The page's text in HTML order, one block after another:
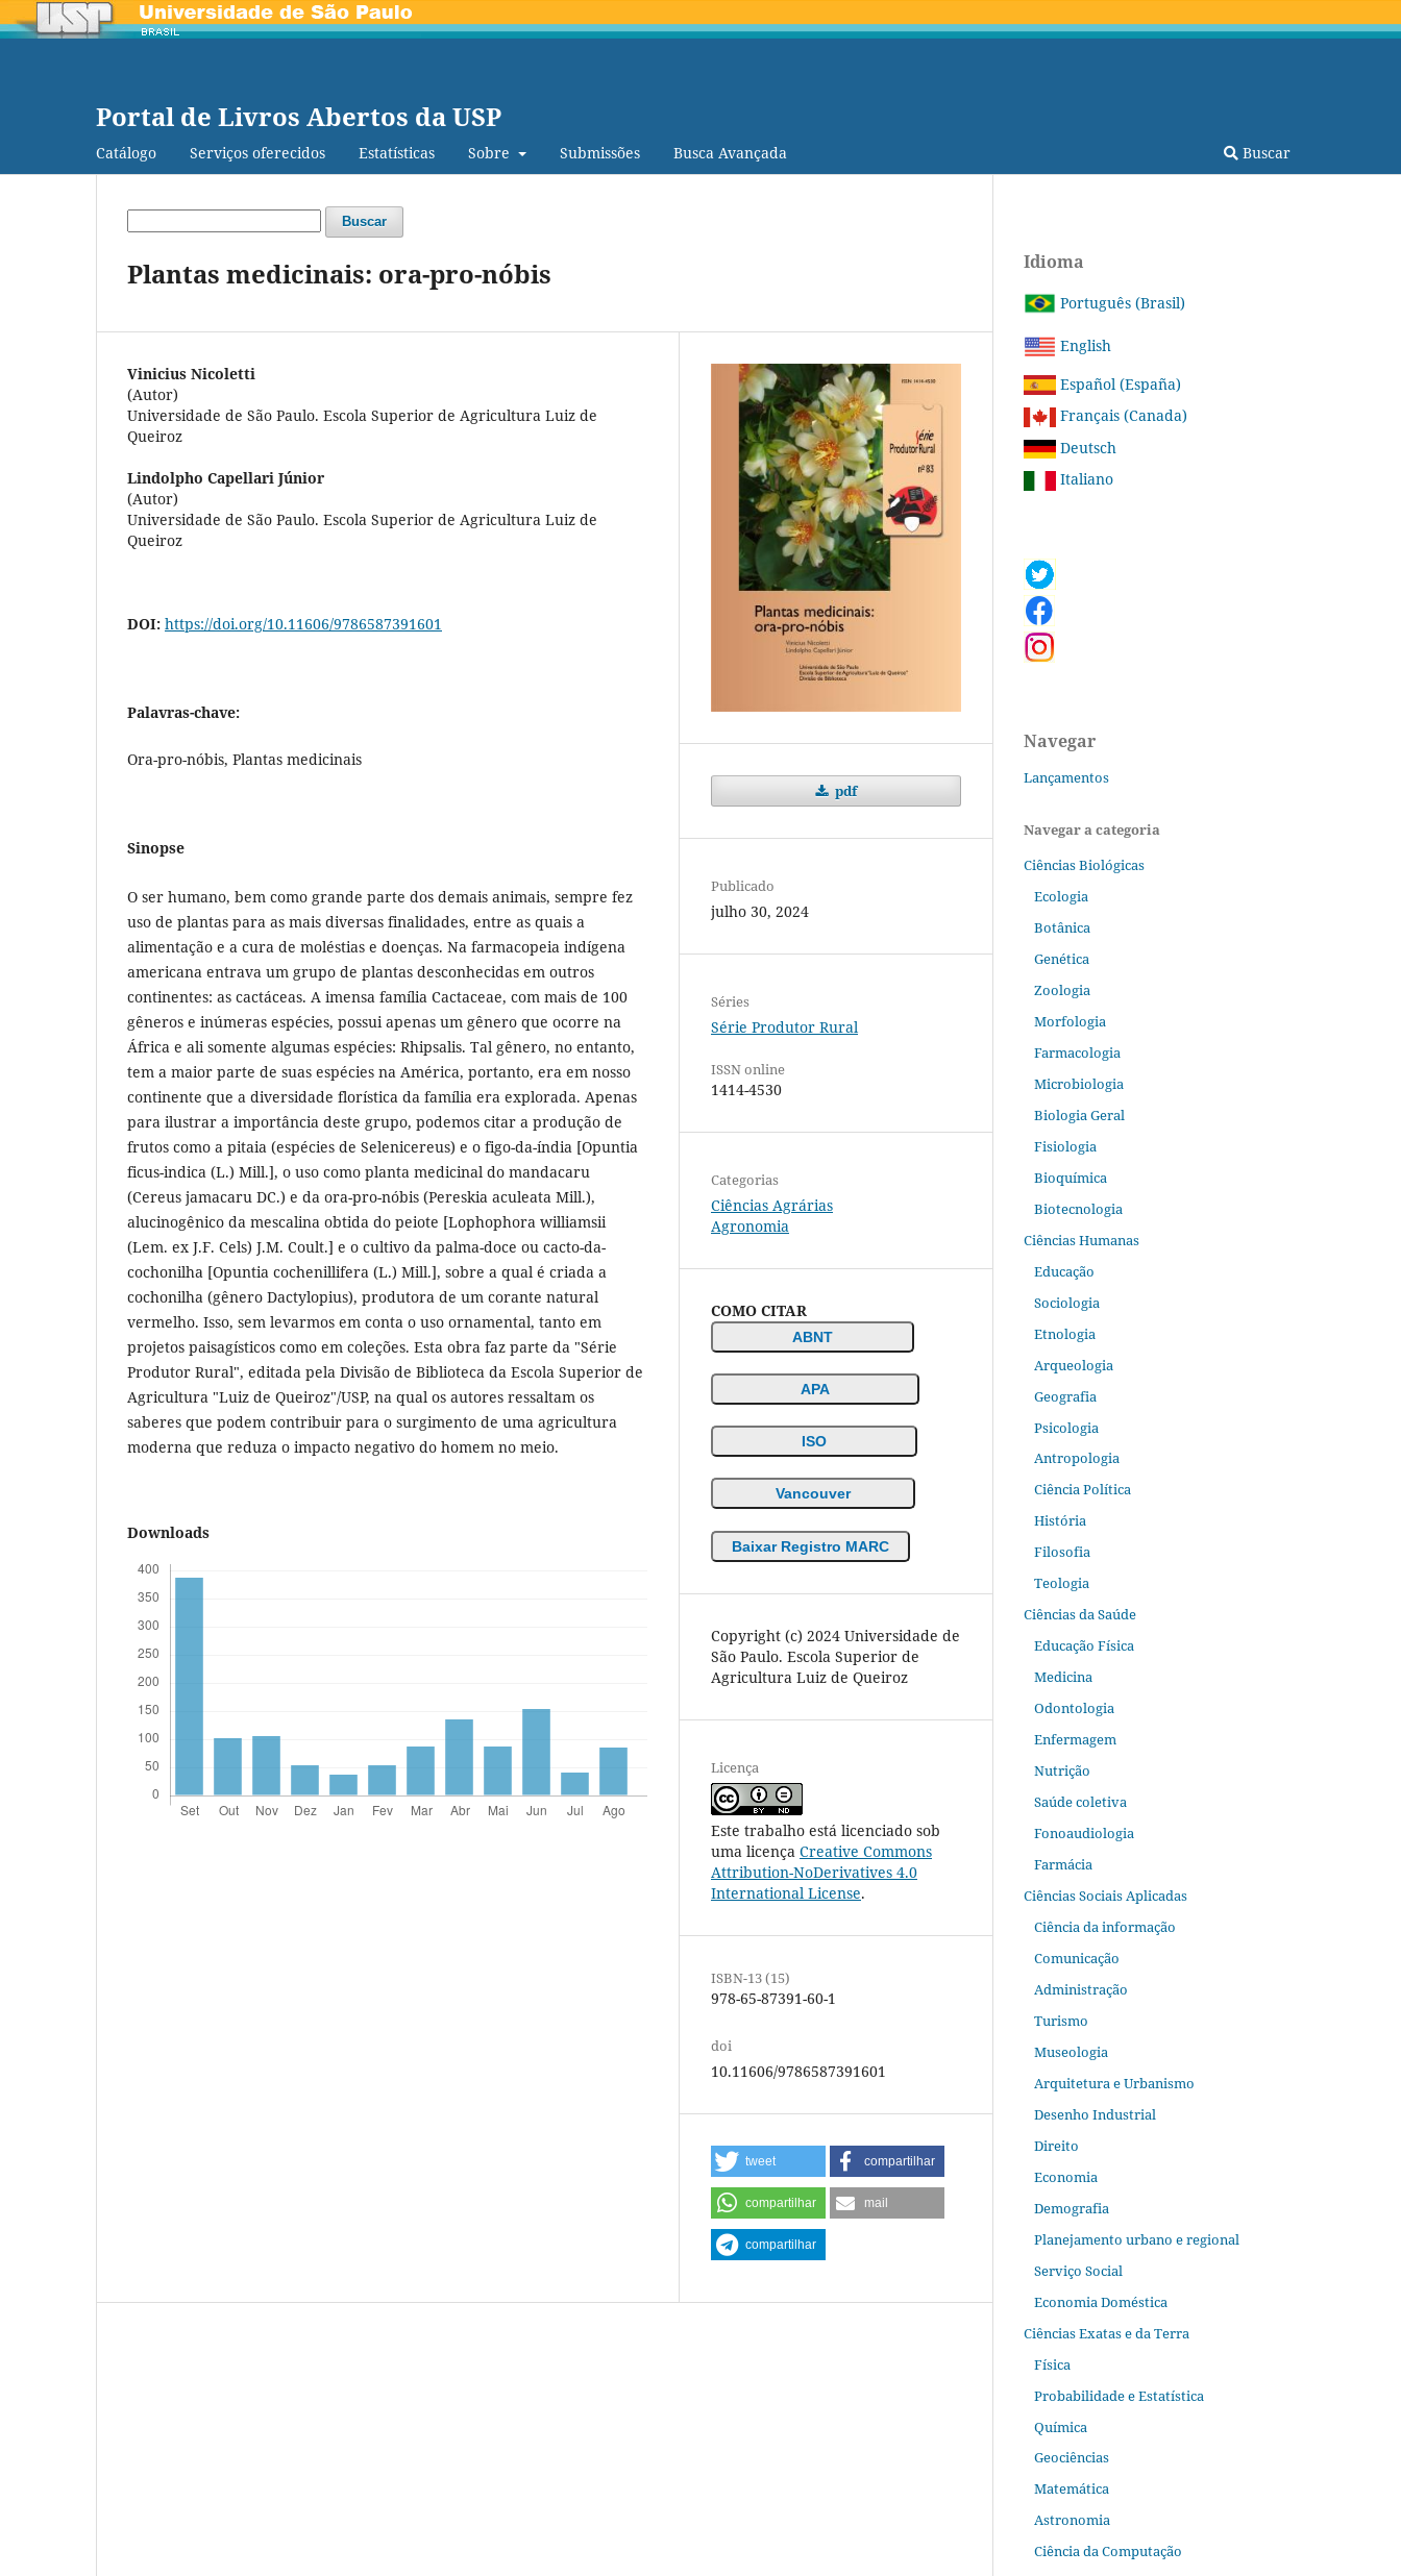
Portal de Livros Abertos da USP
Catálogo Serviços oferecidos Estatísticas Sobre Submissões Busca Avançada Buscar
Buscar
Plantas medicinais: ora-pro-nóbis
Vinicius Nicoletti
(Autor)
Universidade de São Paulo. Escola Superior de Agricultura Luiz de
Queiroz
Lindolpho Capellari Júnior
(Autor)
Universidade de São Paulo. Escola Superior de Agricultura Luiz de
Queiroz
DOI: https://doi.org/10.11606/9786587391601
Palavras-chave:
Ora-pro-nóbis, Plantas medicinais
Sinopse
O ser humano, bem como grande parte dos demais animais, sempre fez
uso de plantas para as mais diversas finalidades, entre as quais a
alimentação e a cura de moléstias e doenças. Na farmacopeia indígena
americana entrava um grupo de plantas desconhecidas em outros
continentes: as cactáceas. A imensa família Cactaceae, com mais de 100
gêneros e inúmeras espécies, possui apenas um gênero que ocorre na
África e ali somente algumas espécies: Rhipsalis. Tal gênero, no entanto,
tem a maior parte de suas espécies na América, portanto, era em nosso
continente que a diversidade florística da família era explorada. Apenas
para ilustrar a importância deste grupo, podemos citar a produção de
frutos como a pitaia (espécies de Selenicereus) e o figo-da-índia [Opuntia
ficus-indica (L.) Mill.], o uso como planta medicinal do mandacaru
(Cereus jamacaru DC.) e da ora-pro-nóbis (Pereskia aculeata Mill.),
alucinogênico da mescalina obtida do peiote [Lophophora williamsii
(Lem. ex J.F. Cels) J.M. Coult.] e o cultivo da palma-doce ou cacto-da-
cochonilha [Opuntia cochenillifera (L.) Mill.], sobre a qual é criada a
cochonilha (gênero Dactylopius), produtora de um corante natural
vermelho. Isso, sem levarmos em conta o uso ornamental, tanto em
projetos paisagísticos como em coleções. Esta obra faz parte da "Série
Produtor Rural", editada pela Divisão de Biblioteca da Escola Superior de
Agricultura "Luiz de Queiroz"/USP, na qual os autores ressaltam os
saberes que podem contribuir para o surgimento de uma agricultura
moderna que reduza o impacto negativo do homem no meio.
Downloads
pdf
Publicado
julho 30, 2024
Séries
Série Produtor Rural
ISSN online
1414-4530
Categorias
Ciências Agrárias
Agronomia
COMO CITAR
ABNT
APA
ISO
Vancouver
Baixar Registro MARC
Copyright (c) 2024 Universidade de
São Paulo. Escola Superior de
Agricultura Luiz de Queiroz
Licença
Este trabalho está licenciado sob
uma licença Creative Commons
Attribution-NoDerivatives 4.0
International License.
ISBN-13 (15)
978-65-87391-60-1
doi
10.11606/9786587391601
tweet compartilhar
compartilhar mail
compartilhar
Idioma
Português (Brasil)
English
Español (España)
Français (Canada)
Deutsch
Italiano
Navegar
Lançamentos
Navegar a categoria
Ciências Biológicas
Ecologia
Botânica
Genética
Zoologia
Morfologia
Farmacologia
Microbiologia
Biologia Geral
Fisiologia
Bioquímica
Biotecnologia
Ciências Humanas
Educação
Sociologia
Etnologia
Arqueologia
Geografia
Psicologia
Antropologia
Ciência Política
História
Filosofia
Teologia
Ciências da Saúde
Educação Física
Medicina
Odontologia
Enfermagem
Nutrição
Saúde coletiva
Fonoaudiologia
Farmácia
Ciências Sociais Aplicadas
Ciência da informação
Comunicação
Administração
Turismo
Museologia
Arquitetura e Urbanismo
Desenho Industrial
Direito
Economia
Demografia
Planejamento urbano e regional
Serviço Social
Economia Doméstica
Ciências Exatas e da Terra
Física
Probabilidade e Estatística
Química
Geociências
Matemática
Astronomia
Ciência da Computação